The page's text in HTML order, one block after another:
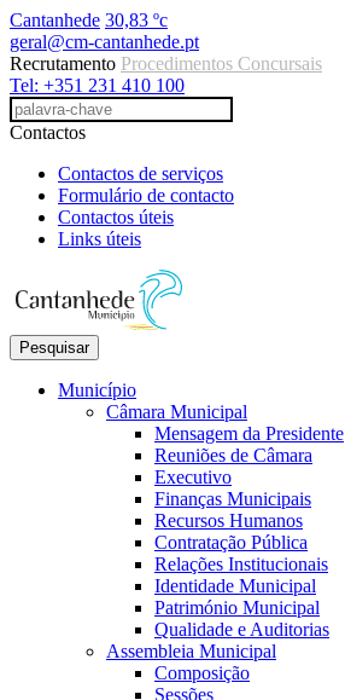
Cantanhede 30,83 ºc
geral@cm-cantanhede.pt
Recrutamento Procedimentos Concursais
Tel: +351 231 410 100
Contactos
Contactos de serviços
Formulário de contacto
Contactos úteis
Links úteis
Pesquisar
Município
Câmara Municipal
Mensagem da Presidente
Reuniões de Câmara
Executivo
Finanças Municipais
Recursos Humanos
Contratação Pública
Relações Institucionais
Identidade Municipal
Património Municipal
Qualidade e Auditorias
Assembleia Municipal
Composição
Sessões